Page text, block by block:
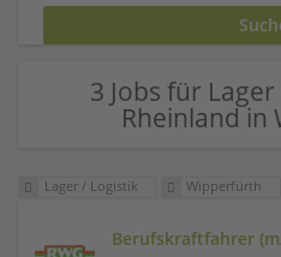
3 Jobs für
Rheinland in
Lager / Logistik Wipperfürth
Berufskraftfahrer